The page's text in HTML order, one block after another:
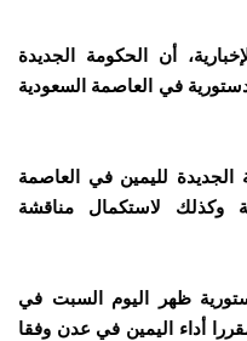
أن الحكومة الجديدة
في العاصمة السعودية
الجديدة لليمين في العاصمة
وكذلك لاستكمال مناقشة
ظهر اليوم السبت في
أداء اليمين في عدن وفقا